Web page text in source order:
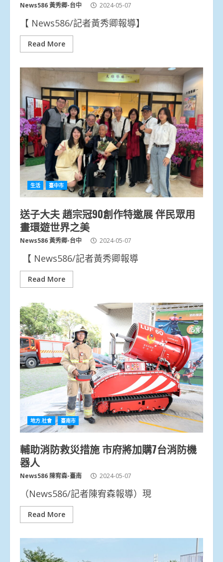
News586 黃秀卿-台中 2024-05-07
【 News586/記者黃秀卿報導】
Read More
生活 臺中市
送子大夫 趙宗冠90創作特邀展 伴民眾用
畫環遊世界之美
News586 黃秀卿-台中 2024-05-07
【 News586/記者黃秀卿報導
Read More
地方.社會 臺南市
輔助消防救災措施 市府將加購7台消防機
器人
News586 陳宥森-臺南 2024-05-07
（News586/記者陳宥森報導）現
Read More